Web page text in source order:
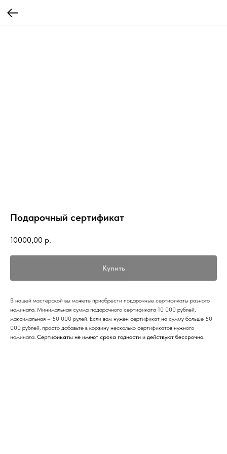
Подарочный сертификат
10000,00 р.
Купить
В нашей мастерской вы можете приобрести подарочные сертификаты разного
номинала. Минимальная сумма подарочного сертификата 10 000 рублей,
максимальная – 50 000 рулей. Если вам нужен сертификат на сумму больше 50
000 рублей, просто добавьте в корзину несколько сертификатов нужного
номинала. Сертификаты не имеют срока годности и действуют бессрочно.